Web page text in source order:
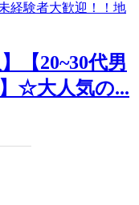
【20~30代男
☆大人気の...